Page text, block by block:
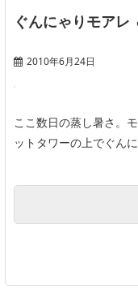
ぐんにゃりモアレ
2010年6月24日
ここ数日の蒸し暑さ。
ットタワーの上でぐん